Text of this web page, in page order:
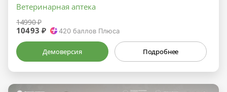
Ветеринарная аптека
14990 ₽
10493 ₽ 420 баллов Плюса
Демоверсия Подробнее